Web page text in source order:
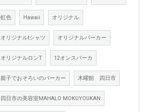
虹色 Hawaii オリジナル
オリジナルtシャツ オリジナルパーカー
オリジナルロンT 12オンスパーカ
親子でおそろいのパーカー 木曜館 四日市
四日市の美容室MAHALO MOKUYOUKAN